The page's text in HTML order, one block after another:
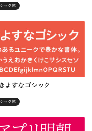
ック体
ック体
よすなゴシック